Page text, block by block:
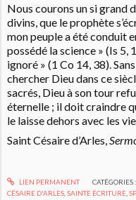
Nous courons un si grand
divins, que le prophète
mon peuple a été conduit
possédé la science » (Is 5,
ignoré » (1 Co 14, 38).
chercher Dieu dans ce
sacrés, Dieu à son tour
éternelle ; il doit craindre
le laisse dehors avec les
Saint Césaire d’Arles,
LIEN PERMANENT CATÉGORIES :
CÉSAIRE D'ARLES ,SAINTE ÉCRITURE ,